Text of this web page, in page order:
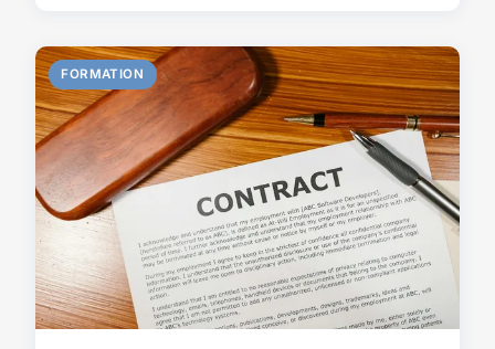
FORMATION